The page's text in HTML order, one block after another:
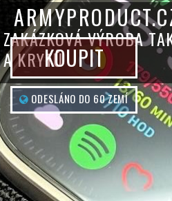
ZAKÁZKOVÁ VÝROBA
A KRYTŮKOUPIT
ODESLÁNO DO 60 ZEMÍ